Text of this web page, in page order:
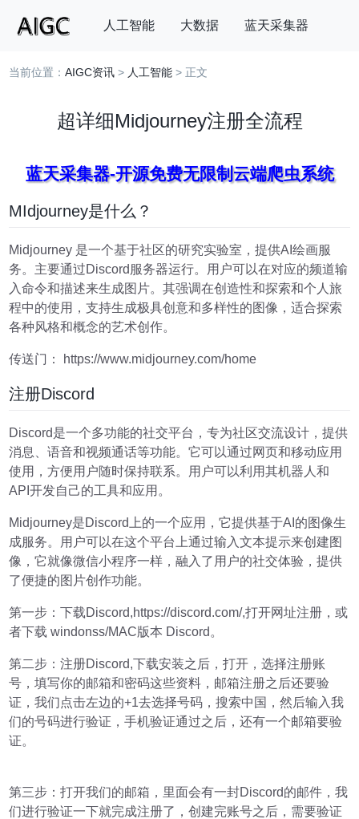
人工智能 大数据 蓝天采集器
搜索
当前位置：AIGC资讯 > 人工智能 > 正文
超详细Midjourney注册全流程
蓝天采集器-开源免费无限制云端爬虫系统
MIdjourney是什么？
Midjourney 是一个基于社区的研究实验室，提供AI绘画服
务。主要通过Discord服务器运行。用户可以在对应的频道输
入命令和描述来生成图片。其强调在创造性和探索和个人旅
程中的使用，支持生成极具创意和多样性的图像，适合探索
各种风格和概念的艺术创作。
传送门： https://www.midjourney.com/home
注册Discord
Discord是一个多功能的社交平台，专为社区交流设计，提供
消息、语音和视频通话等功能。它可以通过网页和移动应用
使用，方便用户随时保持联系。用户可以利用其机器人和
API开发自己的工具和应用。
Midjourney是Discord上的一个应用，它提供基于AI的图像生
成服务。用户可以在这个平台上通过输入文本提示来创建图
像，它就像微信小程序一样，融入了用户的社交体验，提供
了便捷的图片创作功能。
第一步：下载Discord,https://discord.com/,打开网址注册，或
者下载 windonss/MAC版本 Discord。
第二步：注册Discord,下载安装之后，打开，选择注册账
号，填写你的邮箱和密码这些资料，邮箱注册之后还要验
证，我们点击左边的+1去选择号码，搜索中国，然后输入我
们的号码进行验证，手机验证通过之后，还有一个邮箱要验
证。
第三步：打开我们的邮箱，里面会有一封Discord的邮件，我
们进行验证一下就完成注册了，创建完账号之后，需要验证